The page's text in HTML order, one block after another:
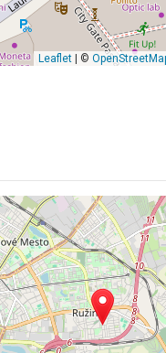
Leaflet| ©